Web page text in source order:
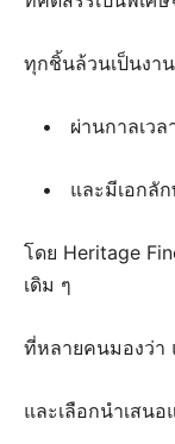
ทุกชิ้นล้วนเป็นงา
• ผ่านกาลเวล
• และมีเอกลัก
โดย Heritage
เดิม ๆ
ที่หลายคนมองว่า
และเลือกนำเสน